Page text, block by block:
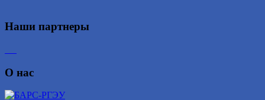
Наши партнеры
О нас